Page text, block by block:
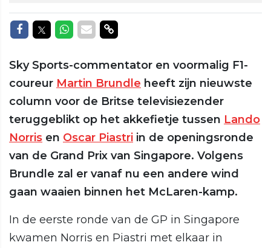
Delen op Facebook
Delen op Twitter
Delen op Whatsapp
Delen via Mail
Delen via link
Sky Sports-commentator en voormalig F1-
coureur Martin Brundle heeft zijn nieuwste
column voor de Britse televisiezender
teruggeblikt op het akkefietje tussen Lando
Norris en Oscar Piastri in de openingsronde
van de Grand Prix van Singapore. Volgens
Brundle zal er vanaf nu een andere wind
gaan waaien binnen het McLaren-kamp.
In de eerste ronde van de GP in Singapore
kwamen Norris en Piastri met elkaar in